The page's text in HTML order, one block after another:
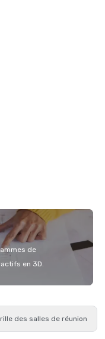
de
en 3D.
des salles de réunion